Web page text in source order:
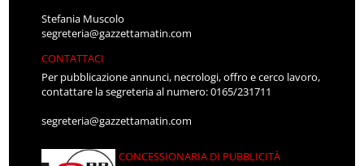
Stefania Muscolo
segreteria@gazzettamatin.com
CONTATTACI
Per pubblicazione annunci, necrologi, offro e cerco lavoro,
contattare la segreteria al numero: 0165/231711
segreteria@gazzettamatin.com
CONCESSIONARIA DI PUBBLICITÀ